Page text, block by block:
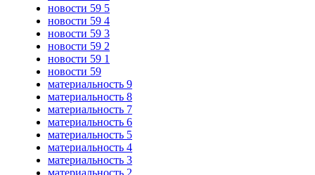
новости 59 5
новости 59 4
новости 59 3
новости 59 2
новости 59 1
новости 59
материальность 9
материальность 8
материальность 7
материальность 6
материальность 5
материальность 4
материальность 3
материальность 2